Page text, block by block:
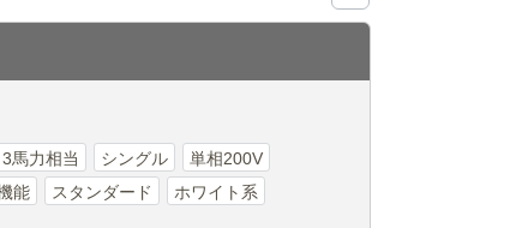
馬力相当 シングル
単相200V
能 スタンダード ホワイト系